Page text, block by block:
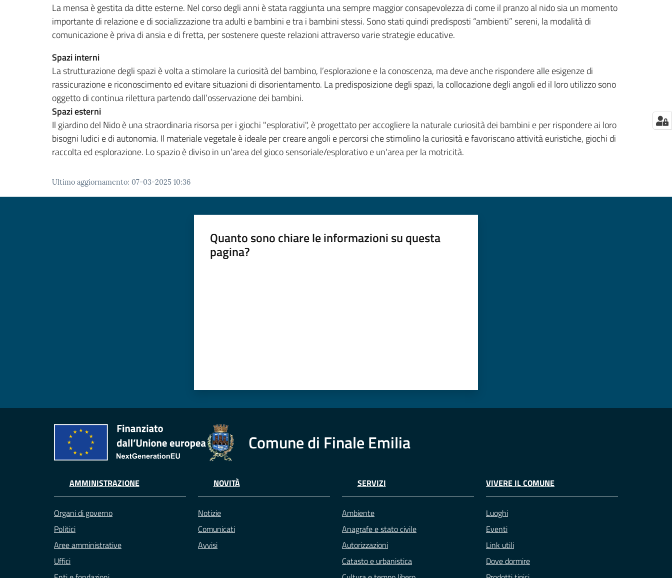
La mensa è gestita da ditte esterne. Nel corso degli anni è stata raggiunta una sempre maggior consapevolezza di come il pranzo al nido sia un momento
importante di relazione e di socializzazione tra adulti e bambini e tra i bambini stessi. Sono stati quindi predisposti “ambienti” sereni, la modalità di
comunicazione è priva di ansia e di fretta, per sostenere queste relazioni attraverso varie strategie educative.
Spazi interni
La strutturazione degli spazi è volta a stimolare la curiosità del bambino, l’esplorazione e la conoscenza, ma deve anche rispondere alle esigenze di
rassicurazione e riconoscimento ed evitare situazioni di disorientamento. La predisposizione degli spazi, la collocazione degli angoli ed il loro utilizzo sono
oggetto di continua rilettura partendo dall’osservazione dei bambini.
Spazi esterni
Il giardino del Nido è una straordinaria risorsa per i giochi "esplorativi", è progettato per accogliere la naturale curiosità dei bambini e per rispondere ai loro
bisogni ludici e di autonomia. Il materiale vegetale è ideale per creare angoli e percorsi che stimolino la curiosità e favoriscano attività euristiche, giochi di
raccolta ed esplorazione. Lo spazio è diviso in un’area del gioco sensoriale/esplorativo e un'area per la motricità.
Ultimo aggiornamento: 07-03-2025 10:36
Quanto sono chiare le informazioni su questa
pagina?
Comune di Finale Emilia
AMMINISTRAZIONE
Organi di governo
Politici
Aree amministrative
Uffici
NOVITÀ
Notizie
Comunicati
Avvisi
SERVIZI
Ambiente
Anagrafe e stato civile
Autorizzazioni
Catasto e urbanistica
VIVERE IL COMUNE
Luoghi
Eventi
Link utili
Dove dormire